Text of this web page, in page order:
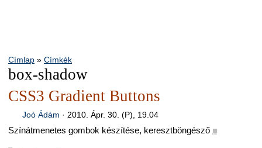
Címlap » Címkék
box-shadow
CSS3 Gradient Buttons
Joó Ádám · 2010. Ápr. 30. (P), 19.04
Színátmenetes gombok készítése, keresztböngésző ■